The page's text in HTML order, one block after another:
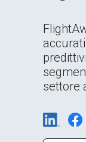
settore